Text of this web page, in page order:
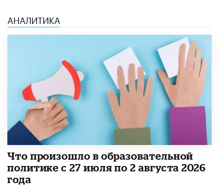
АНАЛИТИКА
​Что произошло в образовательной
политике с 27 июля по 2 августа 2026
года